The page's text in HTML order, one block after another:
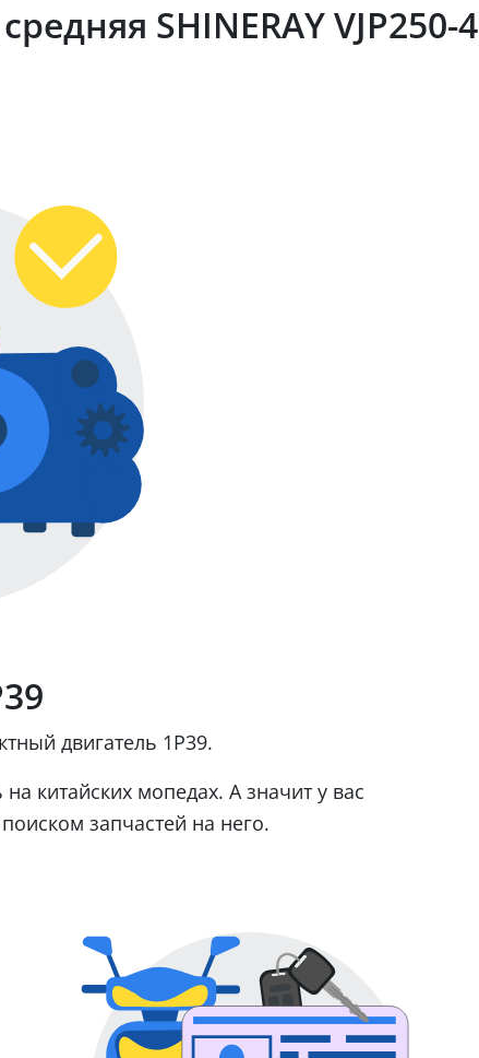
SHINERAY VJP250-4
двигатель 1Р39.
китайских мопедах. А значит у вас
запчастей на него.